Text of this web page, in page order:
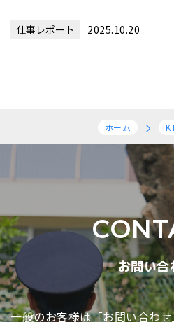
仕事レポート 2025.10.20
ホーム
お問い合
一般のお客様は「お問い合わ